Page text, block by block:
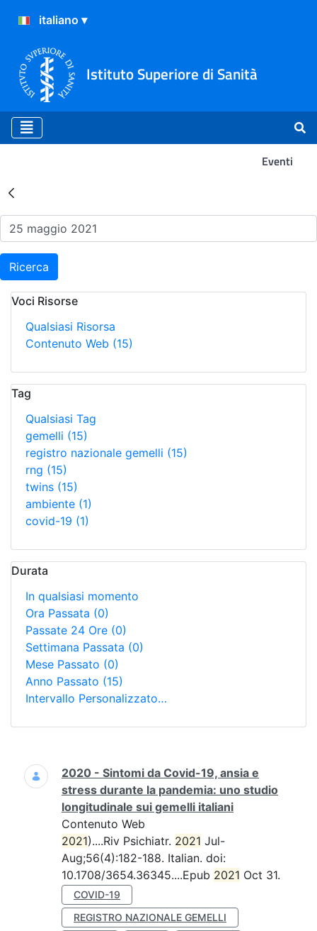
Istituto Superiore di Sanità
Eventi
Risultati della Ricerca -
Ricerca
Voci Risorse
Qualsiasi Risorsa
Contenuto Web (15)
Tag
Qualsiasi Tag
gemelli (15)
registro nazionale gemelli (15)
rng (15)
twins (15)
ambiente (1)
covid-19 (1)
Durata
In qualsiasi momento
Ora Passata (0)
Passate 24 Ore (0)
Settimana Passata (0)
Mese Passato (0)
Anno Passato (15)
Intervallo Personalizzato…
Ricerca
2020 - Sintomi da Covid-19, ansia e
stress durante la pandemia: uno studio
longitudinale sui gemelli italiani
Contenuto Web
2021)....Riv Psichiatr. 2021 Jul-
Aug;56(4):182-188. Italian. doi:
10.1708/3654.36345....Epub 2021 Oct 31.
COVID-19
REGISTRO NAZIONALE GEMELLI